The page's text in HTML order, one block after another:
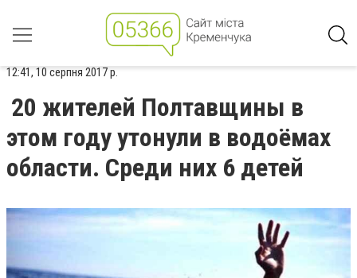
12:41, 10 серпня 2017 р.
20 жителей Полтавщины в
этом году утонули в водоёмах
области. Среди них 6 детей